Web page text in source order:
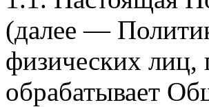
(далее —
физических лиц,
обрабатывает